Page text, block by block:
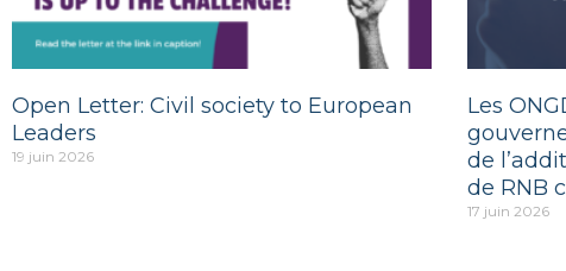
Open Letter: Civil society to European
Leaders
19 juin 2026
Les
de
de RNB
17 juin 2026